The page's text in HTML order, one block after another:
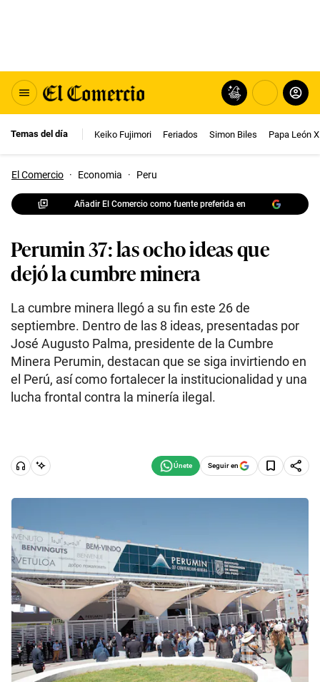
Temas del día Keiko Fujimori Feriados Simon Biles Papa León
El Comercio · Economia · Peru
Añadir El Comercio como fuente preferida en
Perumin 37: las ocho ideas que
dejó la cumbre minera
La cumbre minera llegó a su fin este 26 de
septiembre. Dentro de las 8 ideas, presentadas por
José Augusto Palma, presidente de la Cumbre
Minera Perumin, destacan que se siga invirtiendo en
el Perú, así como fortalecer la institucionalidad y una
lucha frontal contra la minería ilegal.
Seguir en